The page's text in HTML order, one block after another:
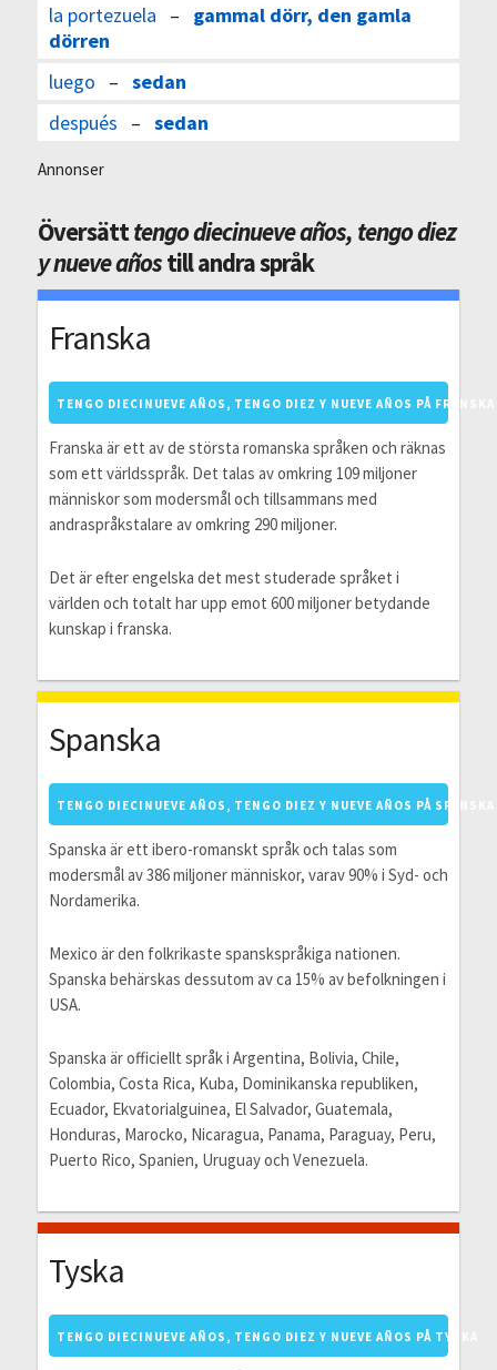
la portezuela – gammal dörr, den gamla
dörren
luego – sedan
después – sedan
Annonser
Översätttengo diecinueve años, tengo diez
y nueve añostill andra språk
Franska
TENGO DIECINUEVE AÑOS, TENGO DIEZ Y NUEVE AÑOS PÅ FRANSKA
Franska är ett av de största romanska språken och räknas
som ett världsspråk. Det talas av omkring 109 miljoner
människor som modersmål och tillsammans med
andraspråkstalare av omkring 290 miljoner.
Det är efter engelska det mest studerade språket i
världen och totalt har upp emot 600 miljoner betydande
kunskap i franska.
Spanska
TENGO DIECINUEVE AÑOS, TENGO DIEZ Y NUEVE AÑOS PÅ SPANSKA
Spanska är ett ibero-romanskt språk och talas som
modersmål av 386 miljoner människor, varav 90% i Syd- och
Nordamerika.
Mexico är den folkrikaste spanskspråkiga nationen.
Spanska behärskas dessutom av ca 15% av befolkningen i
USA.
Spanska är officiellt språk i Argentina, Bolivia, Chile,
Colombia, Costa Rica, Kuba, Dominikanska republiken,
Ecuador, Ekvatorialguinea, El Salvador, Guatemala,
Honduras, Marocko, Nicaragua, Panama, Paraguay, Peru,
Puerto Rico, Spanien, Uruguay och Venezuela.
Tyska
TENGO DIECINUEVE AÑOS, TENGO DIEZ Y NUEVE AÑOS PÅ TYSKA